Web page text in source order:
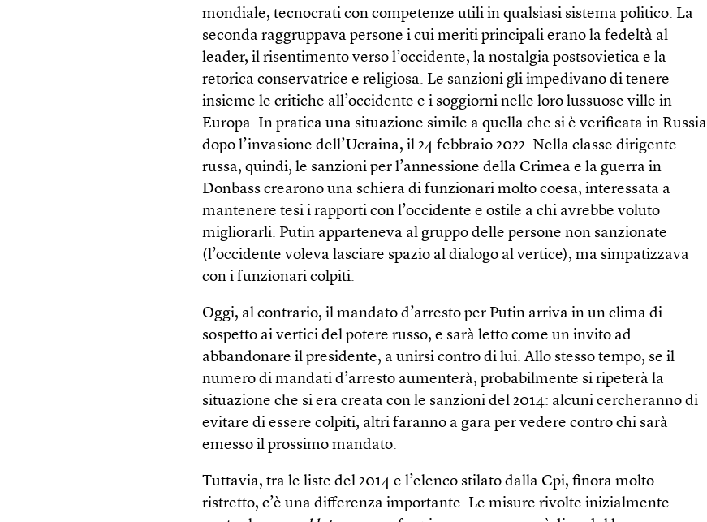
mondiale, tecnocrati con competenze utili in qualsiasi sistema politico. La
seconda raggruppava persone i cui meriti principali erano la fedeltà al
leader, il risentimento verso l’occidente, la nostalgia postsovietica e la
retorica conservatrice e religiosa. Le sanzioni gli impedivano di tenere
insieme le critiche all’occidente e i soggiorni nelle loro lussuose ville in
Europa. In pratica una situazione simile a quella che si è verificata in Russia
dopo l’invasione dell’Ucraina, il 24 febbraio 2022. Nella classe dirigente
russa, quindi, le sanzioni per l’annessione della Crimea e la guerra in
Donbass crearono una schiera di funzionari molto coesa, interessata a
mantenere tesi i rapporti con l’occidente e ostile a chi avrebbe voluto
migliorarli. Putin apparteneva al gruppo delle persone non sanzionate
(l’occidente voleva lasciare spazio al dialogo al vertice), ma simpatizzava
con i funzionari colpiti.
Oggi, al contrario, il mandato d’arresto per Putin arriva in un clima di
sospetto ai vertici del potere russo, e sarà letto come un invito ad
abbandonare il presidente, a unirsi contro di lui. Allo stesso tempo, se il
numero di mandati d’arresto aumenterà, probabilmente si ripeterà la
situazione che si era creata con le sanzioni del 2014: alcuni cercheranno di
evitare di essere colpiti, altri faranno a gara per vedere contro chi sarà
emesso il prossimo mandato.
Tuttavia, tra le liste del 2014 e l’elenco stilato dalla Cpi, finora molto
ristretto, c’è una differenza importante. Le misure rivolte inizialmente